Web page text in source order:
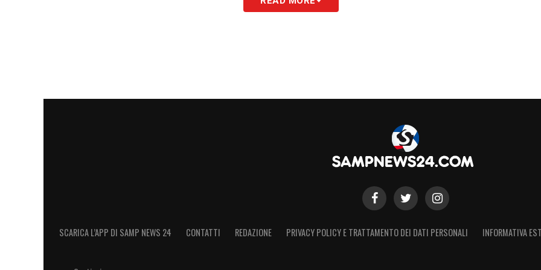
sistema e investire di più, con coraggio: se raccontiamo il problema in modo errato, non
SCARICA L’APP DI SAMP NEWS 24 CONTATTI REDAZIONE PRIVACY POLICY E TRATTAMENTO DEI DATI PERSONALI INFORMATIVA